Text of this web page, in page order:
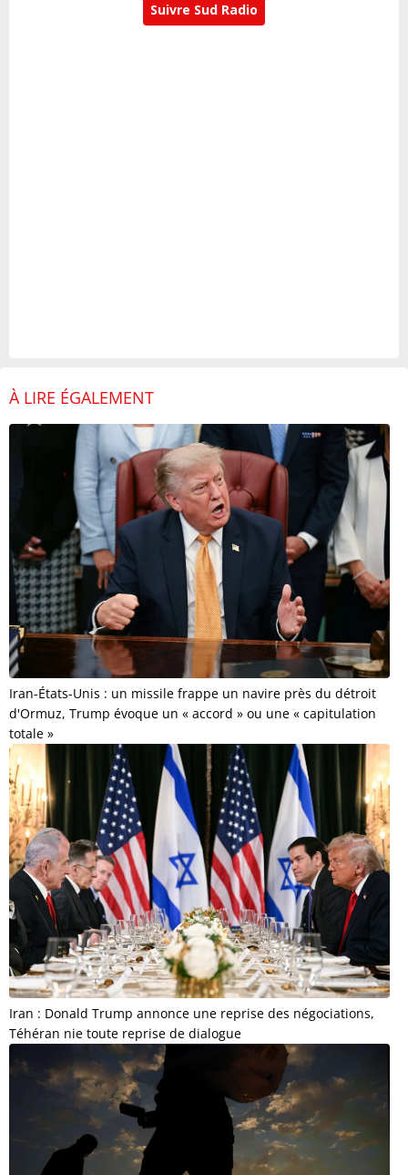
Suivre Sud Radio
À LIRE ÉGALEMENT
Iran-États-Unis : un missile frappe un navire près du détroit
d'Ormuz, Trump évoque un « accord » ou une « capitulation
totale »
Iran : Donald Trump annonce une reprise des négociations,
Téhéran nie toute reprise de dialogue